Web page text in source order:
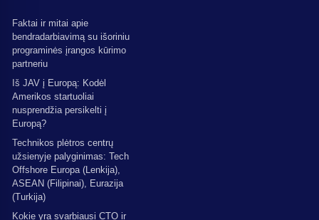
Faktai ir mitai apie
bendradarbiavimą su išoriniu
programinės įrangos kūrimo
partneriu
Iš JAV į Europą: Kodėl
Amerikos startuoliai
nusprendžia persikelti į
Europą?
Technikos plėtros centrų
užsienyje palyginimas: Tech
Offshore Europa (Lenkija),
ASEAN (Filipinai), Eurazija
(Turkija)
Kokie yra svarbiausi CTO ir